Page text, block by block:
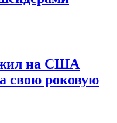
на США
свою роковую